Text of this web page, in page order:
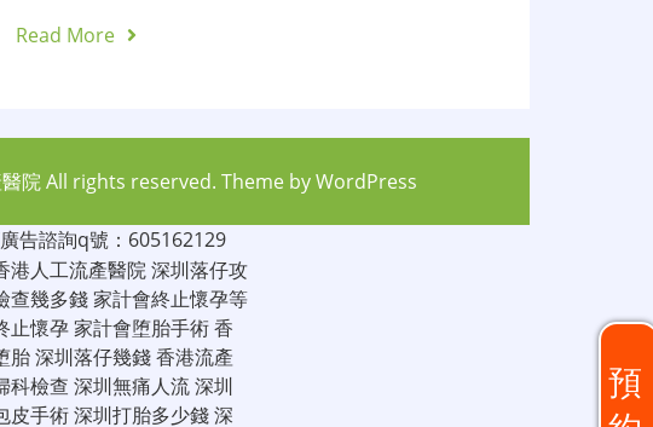
Read More
預
院All rights reserved. Theme byWordPress
告諮詢q號：605162129
港人工流產醫院深圳落仔攻
查幾多錢家計會終止懷孕等
止懷孕家計會堕胎手術香
胎深圳落仔幾錢香港流產
科檢查 深圳無痛人流深圳
皮手術深圳打胎多少錢深